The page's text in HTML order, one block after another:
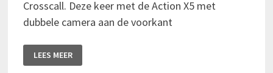
Crosscall. Deze keer met de Action X5 met
dubbele camera aan de voorkant
PAD
MET
LEES MEER